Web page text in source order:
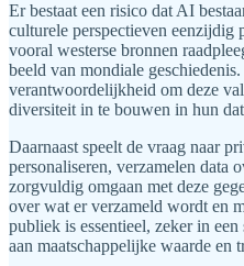
Er bestaat een risico dat AI
culturele perspectieven eenzijdig
vooral westerse bronnen
beeld van mondiale
verantwoordelijkheid om deze
diversiteit in te bouwen in hun
Daarnaast speelt de vraag naar
personaliseren, verzamelen data
zorgvuldig omgaan met deze
over wat er verzameld wordt en
publiek is essentieel, zeker in
aan maatschappelijke waarde en